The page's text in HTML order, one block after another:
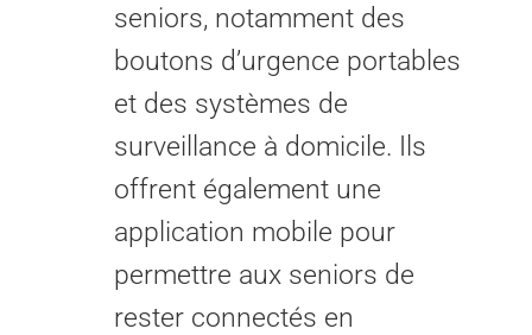
seniors, notamment des
boutons d’urgence portables
et des systèmes de
surveillance à domicile. Ils
offrent également une
application mobile pour
permettre aux seniors de
rester connectés en